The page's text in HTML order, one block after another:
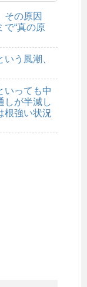
その原因
“真の原
う風潮、
いっても中
しが半減し
強い状況